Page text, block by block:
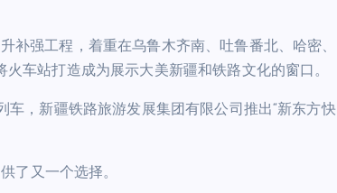
补强工程，着重在乌鲁木齐南、吐鲁番北、哈密、
车站打造成为展示大美新疆和铁路文化的窗口。
车，新疆铁路旅游发展集团有限公司推出“新东方快
了又一个选择。